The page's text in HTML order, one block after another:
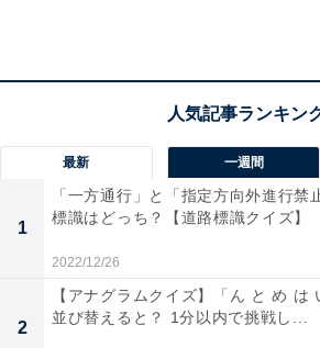
最新 一週間
1
「一方通行」と「指定方向外進行禁
標識はどっち？【道路標識クイズ】
2022/12/26
2
【アナグラムクイズ】「ん と め は
並び替えると？ 1分以内で挑戦し...